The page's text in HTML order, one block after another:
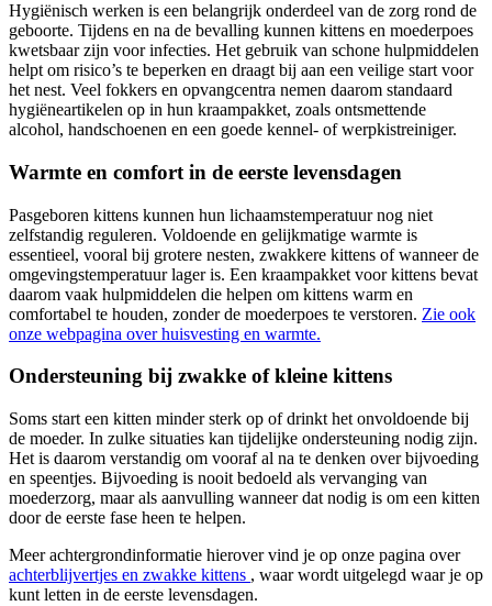
Hygiënisch werken is een belangrijk onderdeel van de zorg rond de
geboorte. Tijdens en na de bevalling kunnen kittens en moederpoes
kwetsbaar zijn voor infecties. Het gebruik van schone hulpmiddelen
helpt om risico’s te beperken en draagt bij aan een veilige start voor
het nest. Veel fokkers en opvangcentra nemen daarom standaard
hygiëneartikelen op in hun kraampakket, zoals ontsmettende
alcohol, handschoenen en een goede kennel- of werpkistreiniger.
Warmte en comfort in de eerste levensdagen
Pasgeboren kittens kunnen hun lichaamstemperatuur nog niet
zelfstandig reguleren. Voldoende en gelijkmatige warmte is
essentieel, vooral bij grotere nesten, zwakkere kittens of wanneer de
omgevingstemperatuur lager is. Een kraampakket voor kittens bevat
daarom vaak hulpmiddelen die helpen om kittens warm en
comfortabel te houden, zonder de moederpoes te verstoren. Zie ook
onze webpagina over huisvesting en warmte.
Ondersteuning bij zwakke of kleine kittens
Soms start een kitten minder sterk op of drinkt het onvoldoende bij
de moeder. In zulke situaties kan tijdelijke ondersteuning nodig zijn.
Het is daarom verstandig om vooraf al na te denken over bijvoeding
en speentjes. Bijvoeding is nooit bedoeld als vervanging van
moederzorg, maar als aanvulling wanneer dat nodig is om een kitten
door de eerste fase heen te helpen.
Meer achtergrondinformatie hierover vind je op onze pagina over
achterblijvertjes en zwakke kittens , waar wordt uitgelegd waar je op
kunt letten in de eerste levensdagen.